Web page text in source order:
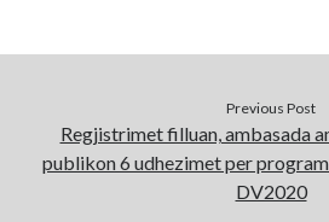
Previous Post
Regjistrimet filluan, ambasada
publikon 6 udhezimet per
DV2020